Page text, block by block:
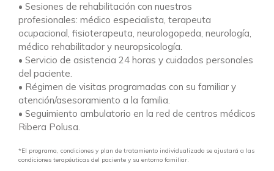
• Sesiones de rehabilitación con nuestros
profesionales: médico especialista, terapeuta
ocupacional, fisioterapeuta, neurologopeda, neurología,
médico rehabilitador y neuropsicología.
• Servicio de asistencia 24 horas y cuidados personales
del paciente.
• Régimen de visitas programadas con su familiar y
atención/asesoramiento a la familia.
• Seguimiento ambulatorio en la red de centros médicos
Ribera Polusa.
*El programa, condiciones y plan de tratamiento individualizado se ajustará a las
condiciones terapéuticas del paciente y su entorno familiar.